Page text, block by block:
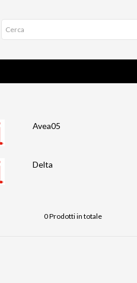
Avea05
Delta
0 Prodotti in totale